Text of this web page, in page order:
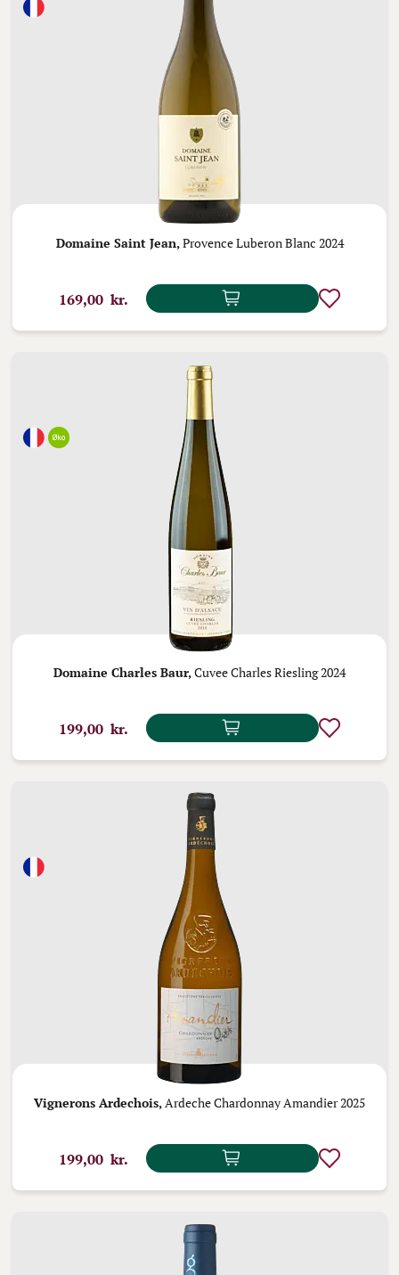
Domaine Saint Jean, Provence Luberon Blanc 2024
169,00 kr.
Domaine Charles Baur,Cuvee Charles Riesling 2024
199,00 kr.
Vignerons Ardechois, Ardeche Chardonnay Amandier 2025
199,00 kr.